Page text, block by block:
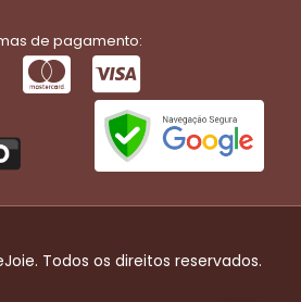
de pagamento:
Todos os direitos reservados.